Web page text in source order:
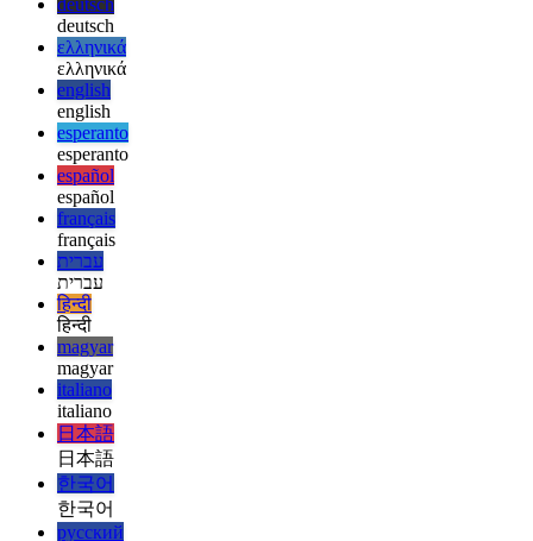
afrikaans
afrikaans
العربية
العربية
deutsch
deutsch
ελληνικά
ελληνικά
english
english
esperanto
esperanto
español
español
français
français
עברית
עברית
हिन्दी
हिन्दी
magyar
magyar
italiano
italiano
日本語